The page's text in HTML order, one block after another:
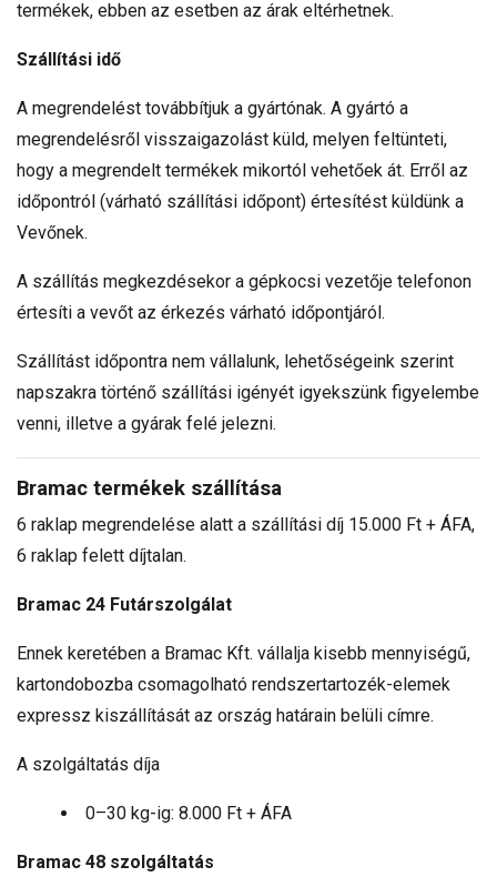
termékek, ebben az esetben az árak eltérhetnek.
Szállítási idő
A megrendelést továbbítjuk a gyártónak. A gyártó a
megrendelésről visszaigazolást küld, melyen feltünteti,
hogy a megrendelt termékek mikortól vehetőek át. Erről az
időpontról (várható szállítási időpont) értesítést küldünk a
Vevőnek.
A szállítás megkezdésekor a gépkocsi vezetője telefonon
értesíti a vevőt az érkezés várható időpontjáról.
Szállítást időpontra nem vállalunk, lehetőségeink szerint
napszakra történő szállítási igényét igyekszünk figyelembe
venni, illetve a gyárak felé jelezni.
Bramac termékek szállítása
6 raklap megrendelése alatt a szállítási díj 15.000 Ft + ÁFA,
6 raklap felett díjtalan.
Bramac 24 Futárszolgálat
Ennek keretében a Bramac Kft. vállalja kisebb mennyiségű,
kartondobozba csomagolható rendszertartozék-elemek
expressz kiszállítását az ország határain belüli címre.
A szolgáltatás díja
0–30 kg-ig: 8.000 Ft + ÁFA
Bramac 48 szolgáltatás